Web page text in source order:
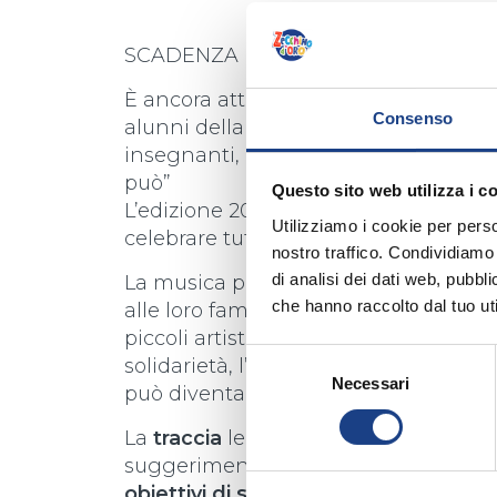
Consenso
Questo sito web utilizza i
Utilizziamo i cookie per
nostro traffico.
di analisi dei dati web,
che hanno raccolto dal tuo
Selezione
Necessari
SCADENZA INVIO ELABORATI
È ancora attivo il
alunni della scuola dell’infanzia e
insegnanti, con l’invito a sviluppare
può”
L’edizione 2023 dello Zecchino
celebrare tutto quello che la
La musica può divertire e educare:
alle loro famiglie hanno condiviso
piccoli artisti portano nelle loro
solidarietà, l’accoglienza, l’amore
può diventare pane e offrire
La traccia legata al premio quindi è
suggerimento le classi potranno